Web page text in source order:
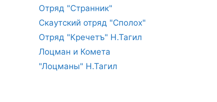
Отряд "Странник"
Скаутский отряд "Сполох"
Отряд "Кречетъ" Н.Тагил
Лоцман и Комета
"Лоцманы" Н.Тагил